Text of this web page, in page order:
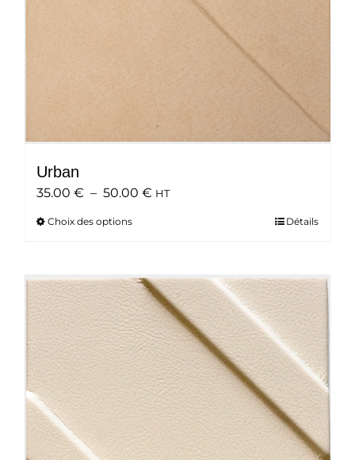
page
Urban
35.00 € – 50.00 € Plage
50.00 €
HT
Choix des optionsCe
plusieurs
variations.
Les
options
peuvent
être
choisies
sur
la
page
Détails